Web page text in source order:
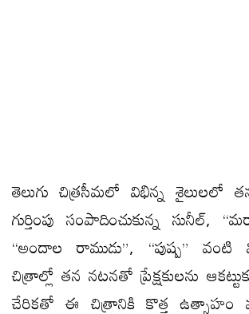
తెలుగు చిత్రసీమలో విభిన్న శైలులలో
గుర్తింపు సంపాదించుకున్న సునీల్,
‘‘అందాల రాముడు”, ‘‘పుష్ప”
చిత్రాల్లో తన నటనతో ప్రేక్షకులను
చేరికతో ఈ చిత్రానికి కొత్త ఉత్సాహం